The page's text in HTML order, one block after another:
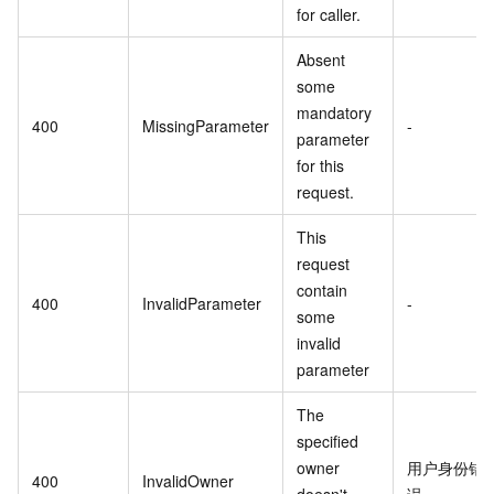
for caller.
400 MissingParameter
Absent
some
mandatory
parameter
for this
request.
-
400 InvalidParameter
This
request
contain
some
invalid
parameter
-
400 InvalidOwner
The
specified
owner
用户身份错